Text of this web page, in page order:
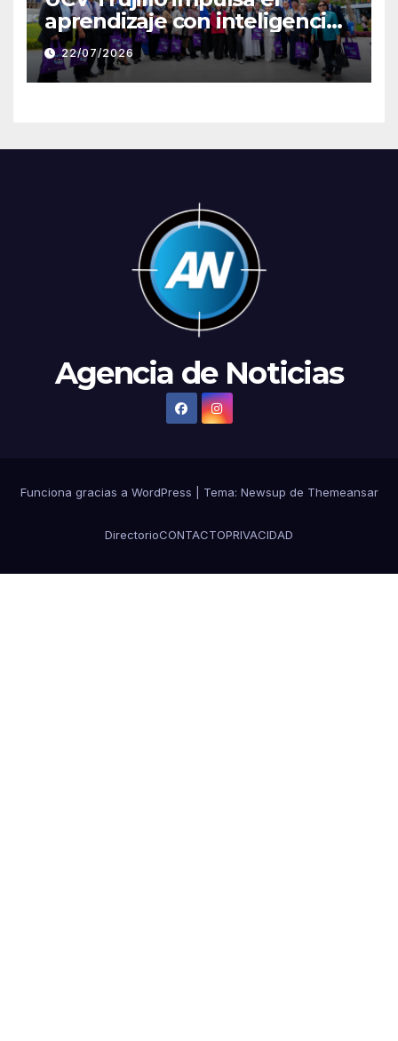
aprendizaje con inteligencia
artificial a través de Google
Gemini
22/07/2026
Agencia de Noticias
Funciona gracias a WordPress Tema: Newsup de Themeansar
DirectorioCONTACTOPRIVACIDAD